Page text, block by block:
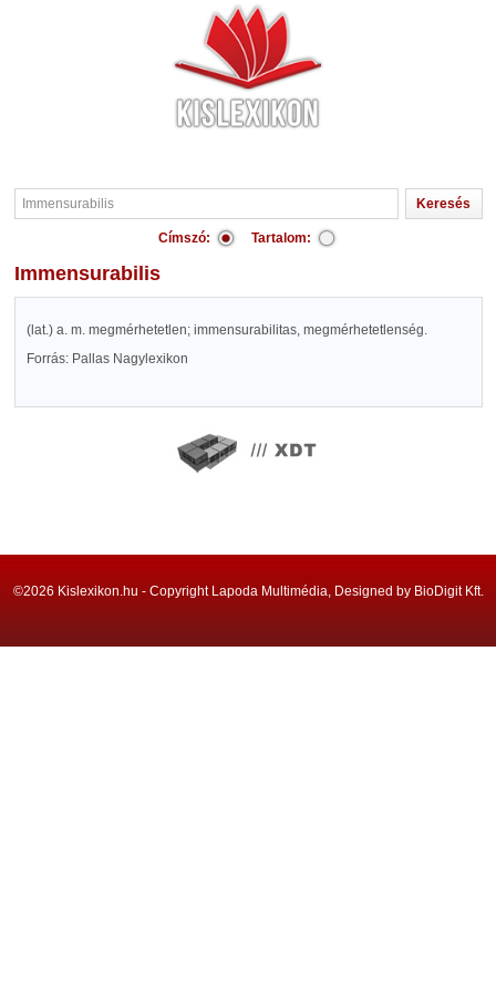
Címszó: Tartalom:
Immensurabilis
(lat.) a. m. megmérhetetlen; immensurabilitas, megmérhetetlenség.
Forrás: Pallas Nagylexikon
©2026 Kislexikon.hu - Copyright Lapoda Multimédia, Designed by BioDigit Kft.